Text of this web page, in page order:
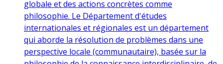
globale et des actions concrètes comme
philosophie. Le Département d'études
internationales et régionales est un département
qui aborde la résolution de problèmes dans une
perspective locale (communautaire), basée sur la